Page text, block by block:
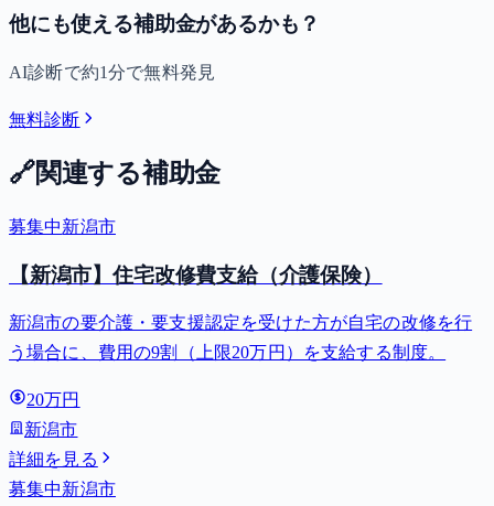
他にも使える補助金があるかも？
AI診断で約1分で無料発見
無料診断
🔗関連する補助金
募集中新潟市
【新潟市】住宅改修費支給（介護保険）
新潟市の要介護・要支援認定を受けた方が自宅の改修を行
う場合に、費用の9割（上限20万円）を支給する制度。
20万円
新潟市
詳細を見る
募集中新潟市